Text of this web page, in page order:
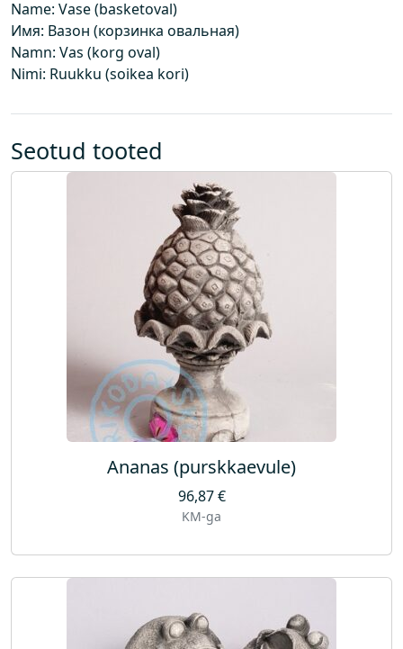
l
n
e
)
o
g
u
Name: Vase (basketoval)
Имя: Вазон (корзинка овальная)
Namn: Vas (korg oval)
Nimi: Ruukku (soikea kori)
Seotud tooted
Ananas (purskkaevule)
96,87€
KM-ga